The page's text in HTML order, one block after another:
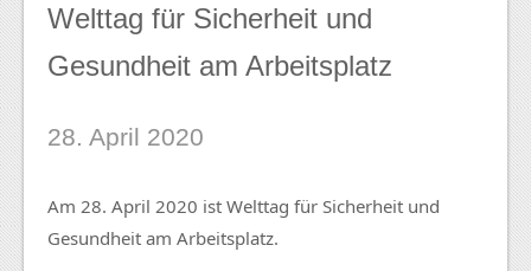
Welttag für Sicherheit und
Gesundheit am Arbeitsplatz
28. April 2020
Am 28. April 2020 ist Welttag für Sicherheit und
Gesundheit am Arbeitsplatz.